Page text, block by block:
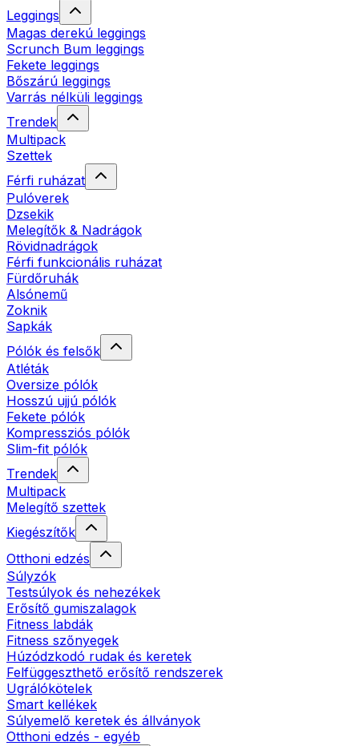
Leggings
Magas derekú leggings
Scrunch Bum leggings
Fekete leggings
Bőszárú leggings
Varrás nélküli leggings
Trendek
Multipack
Szettek
Férfi ruházat
Pulóverek
Dzsekik
Melegítők & Nadrágok
Rövidnadrágok
Férfi funkcionális ruházat
Fürdőruhák
Alsónemű
Zoknik
Sapkák
Pólók és felsők
Atléták
Oversize pólók
Hosszú ujjú pólók
Fekete pólók
Kompressziós pólók
Slim-fit pólók
Trendek
Multipack
Melegítő szettek
Kiegészítők
Otthoni edzés
Súlyzók
Testsúlyok és nehezékek
Erősítő gumiszalagok
Fitness labdák
Fitness szőnyegek
Húzódzkodó rudak és keretek
Felfüggeszthető erősítő rendszerek
Ugrálókötelek
Smart kellékek
Súlyemelő keretek és állványok
Otthoni edzés - egyéb